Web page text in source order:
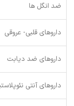
ضد انگل ها
داروهای قلبی- عروقی
داروهای ضد دیابت
داروهای آنتی